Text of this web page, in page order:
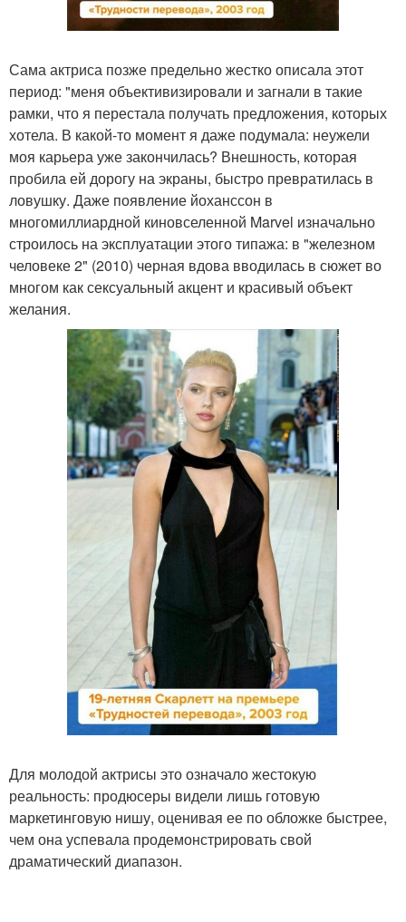
Сама актриса позже предельно жестко описала этот
период: "меня объективизировали и загнали в такие
рамки, что я перестала получать предложения, которых
хотела. В какой-то момент я даже подумала: неужели
моя карьера уже закончилась? Внешность, которая
пробила ей дорогу на экраны, быстро превратилась в
ловушку. Даже появление йоханссон в
многомиллиардной киновселенной Marvel изначально
строилось на эксплуатации этого типажа: в "железном
человеке 2" (2010) черная вдова вводилась в сюжет во
многом как сексуальный акцент и красивый объект
желания.
Для молодой актрисы это означало жестокую
реальность: продюсеры видели лишь готовую
маркетинговую нишу, оценивая ее по обложке быстрее,
чем она успевала продемонстрировать свой
драматический диапазон.